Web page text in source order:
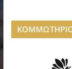
ΚΟΜΜΩΤΗΡΙΟ